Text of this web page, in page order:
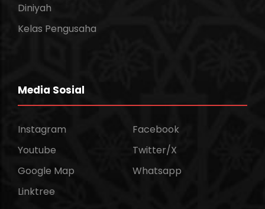
Diniyah
Kelas Pengusaha
Media Sosial
Instagram
Facebook
Youtube
Twitter/X
Google Map
Whatsapp
Linktree